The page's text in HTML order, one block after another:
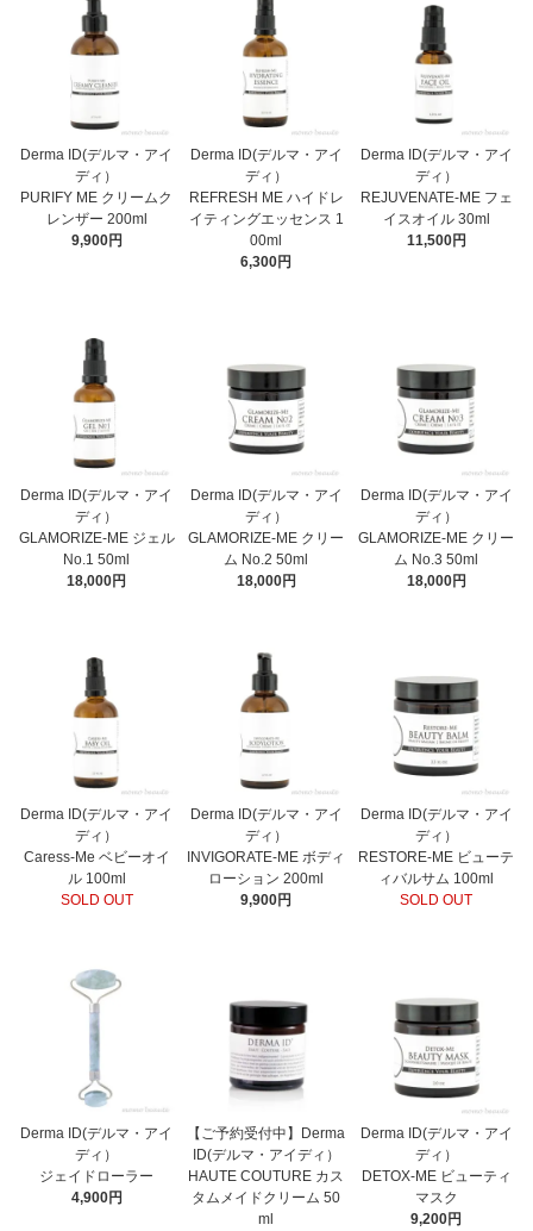
Derma ID(デルマ・アイ
ディ）
PURIFY ME クリームク
レンザー 200ml
9,900円
Derma ID(デルマ・アイ
ディ）
REFRESH ME ハイドレ
イティングエッセンス 1
00ml
6,300円
Derma ID(デルマ・アイ
ディ）
REJUVENATE-ME フェ
イスオイル 30ml
11,500円
Derma ID(デルマ・アイ
ディ）
GLAMORIZE-ME ジェル
No.1 50ml
18,000円
Derma ID(デルマ・アイ
ディ）
GLAMORIZE-ME クリー
ム No.2 50ml
18,000円
Derma ID(デルマ・アイ
ディ）
GLAMORIZE-ME クリー
ム No.3 50ml
18,000円
Derma ID(デルマ・アイ
ディ）
Caress-Me ベビーオイ
ル 100ml
SOLD OUT
Derma ID(デルマ・アイ
ディ）
INVIGORATE-ME ボディ
ローション 200ml
9,900円
Derma ID(デルマ・アイ
ディ）
RESTORE-ME ビューテ
ィバルサム 100ml
SOLD OUT
Derma ID(デルマ・アイ
ディ）
ジェイドローラー
4,900円
【ご予約受付中】Derma
ID(デルマ・アイディ）
HAUTE COUTURE カス
タムメイドクリーム 50
ml
Derma ID(デルマ・アイ
ディ）
DETOX-ME ビューティ
マスク
9,200円